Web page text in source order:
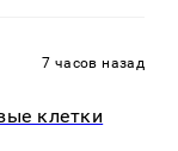
7 часов назад
клетки